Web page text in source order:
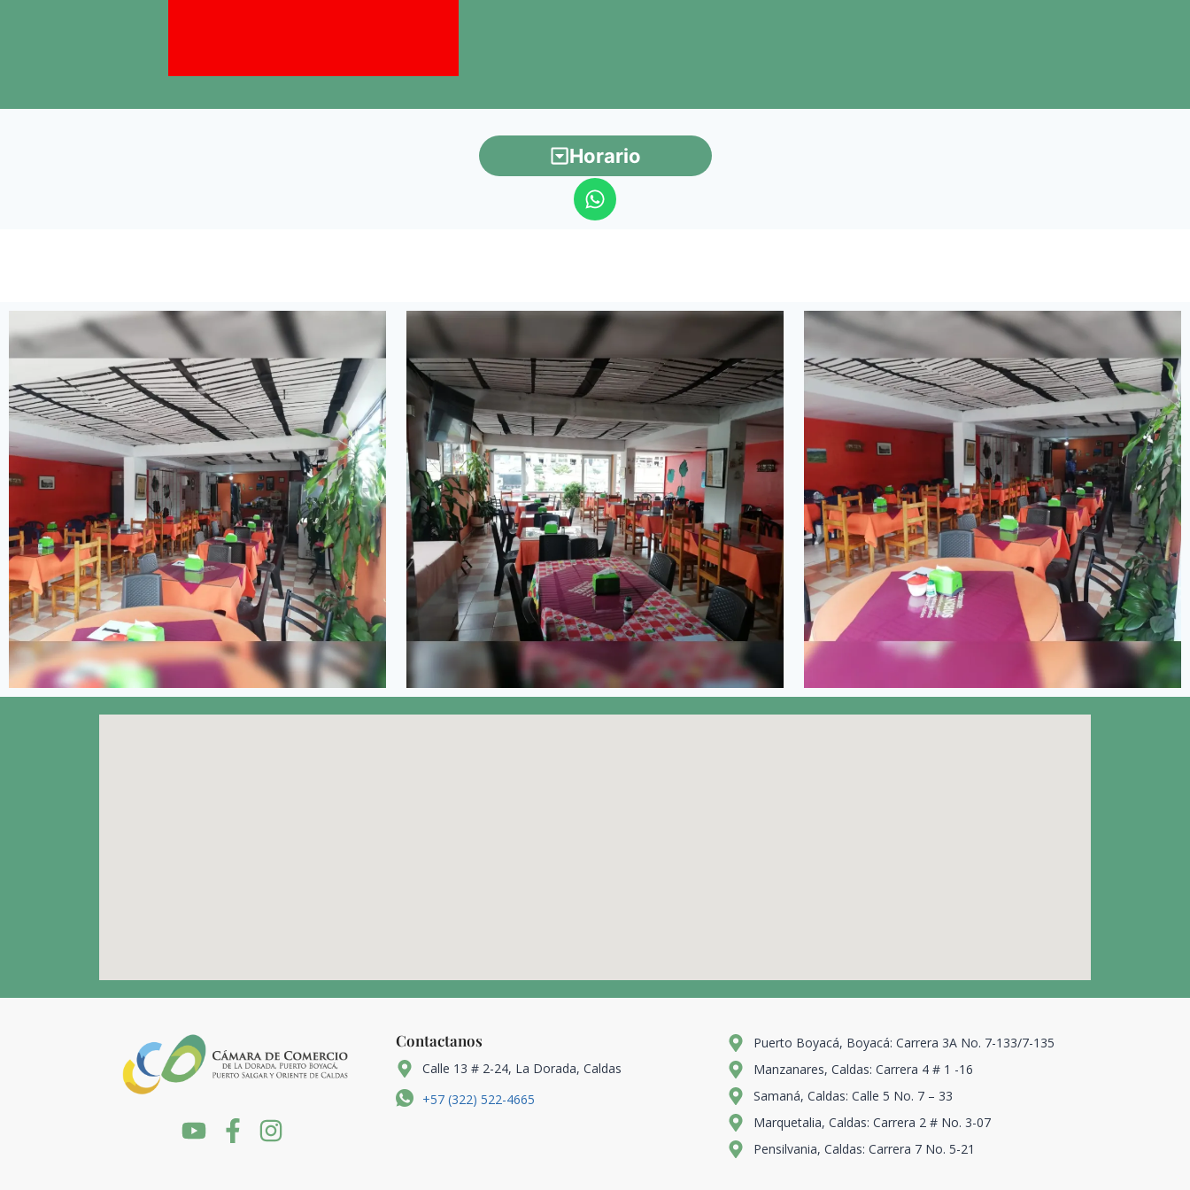
Horario
Contactanos
Calle 13 # 2-24, La Dorada, Caldas
+57 (322) 522-4665
Puerto Boyacá, Boyacá: Carrera 3A No. 7-133/7-135
Manzanares, Caldas: Carrera 4 # 1 -16
Samaná, Caldas: Calle 5 No. 7 – 33
Marquetalia, Caldas: Carrera 2 # No. 3-07
Pensilvania, Caldas: Carrera 7 No. 5-21